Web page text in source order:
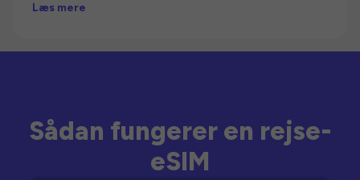
Læs mere
Sådan fungerer en rejse-
eSIM